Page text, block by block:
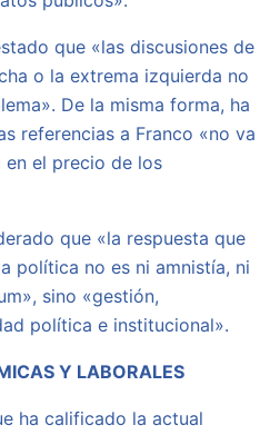
que «las discusiones de
o la extrema izquierda no
De la misma forma, ha
referencias a Franco «no va
en el precio de los
que «la respuesta que
política no es ni amnistía, ni
sino «gestión,
política e institucional».
Y LABORALES
ha calificado la actual